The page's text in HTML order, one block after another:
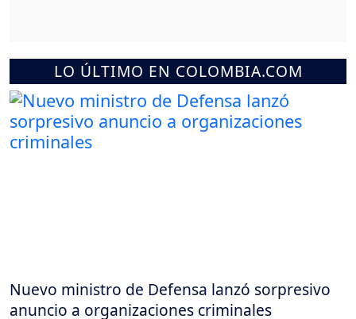
LO ÚLTIMO EN COLOMBIA.COM
Nuevo ministro de Defensa lanzó sorpresivo
anuncio a organizaciones criminales